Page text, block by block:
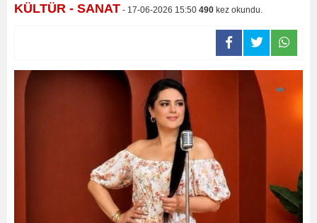
KÜLTÜR - SANAT - 17-06-2026 15:50 490 kez okundu.